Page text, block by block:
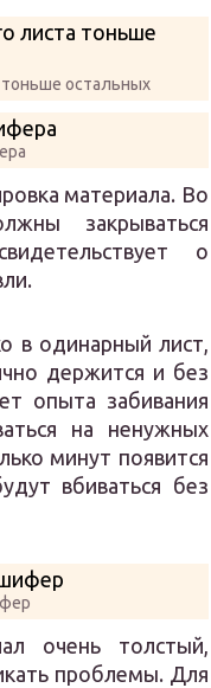
остальных
материала. Во
закрываться
о
в одинарный лист,
держится и без
опыта забивания
на ненужных
минут появится
вбиваться без
очень толстый,
проблемы. Для